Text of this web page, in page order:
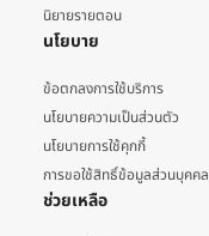
นิยายรายตอน
นโยบาย
ข้อตกลงการใช้บริการ
นโยบายความเป็นส่วนตัว
นโยบายการใช้คุกกี้
การขอใช้สิทธิ์ข้อมูลส่วนบุคคล
ช่วยเหลือ